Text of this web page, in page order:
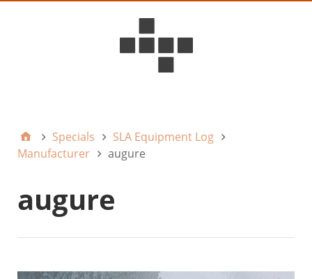
Specials
SLA Equipment Log
Manufacturer
augure
augure